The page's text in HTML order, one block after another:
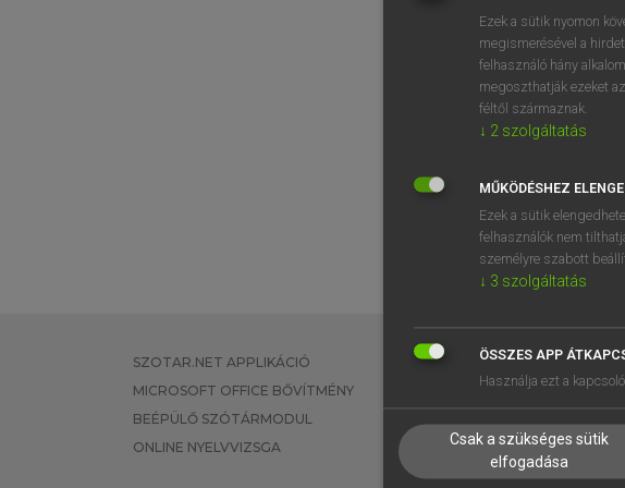
BELÉPÉS
SZOTAR.NET APPLIKÁCIÓ
MICROSOFT OFFICE BŐVÍTMÉNY
BEÉPÜLŐ SZÓTÁRMODUL
ONLINE NYELVVIZSGA
EGYÉNI FELHASZNÁLÓKNAK
TANULÓKNAK
VÁLLALATI MEGOLDÁSOK
Ezek a sütik nyomon
megismerésével a
felhasználó hány
megoszthatják ezeket
féltől származnak.
↓ 2 szolgáltatás
MŰKÖDÉSHEZ
Ezek a sütik
felhasználók nem
személyre szabott
↓ 3 szolgáltatás
ÖSSZES APP
Használja ezt a
Csak a szükséges sütik
elfogadása